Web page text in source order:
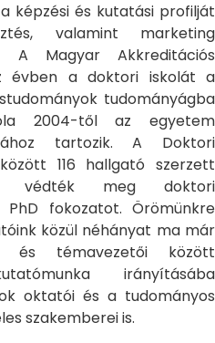
képzési és kutatási profilját
valamint marketing
A Magyar Akkreditációs
évben a doktori iskolát a
tudományágba
2004-től az egyetem
tartozik. A Doktori
116 hallgató szerzett
védték meg doktori
fokozatot. Örömünkre
közül néhányat ma már
és témavezetői között
irányításába
oktatói és a tudományos
szakemberei is.